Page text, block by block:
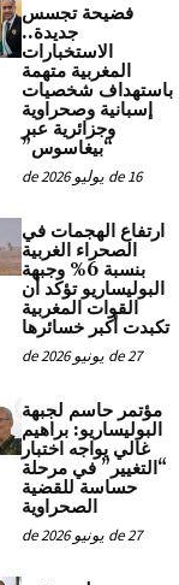
فضيحة تجسس
جديدة..
الاستخبارات
المغربية متهمة
باستهداف شخصيات
إسبانية وصحراوية
وجزائرية عبر
“بيغاسوس”
16 de يوليو de 2026
ارتفاع الهجمات في
الصحراء الغربية
بنسبة 6% وجبهة
البوليساريو تؤكد أن
القوات المغربية
تكبدت أكبر خسائرها
27 de يونيو de 2026
مؤتمر حاسم لجبهة
البوليساريو: براهيم
غالي يواجه اختبار
“التغيير” في مرحلة
حساسة للقضية
الصحراوية
27 de يونيو de 2026